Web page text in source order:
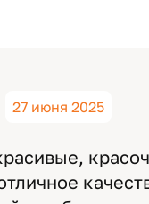
27 июня 2025